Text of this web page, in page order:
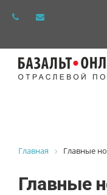
Главная Главные
Главные